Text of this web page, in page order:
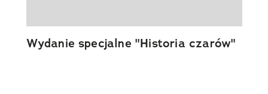
Wydanie specjalne "Historia czarów"